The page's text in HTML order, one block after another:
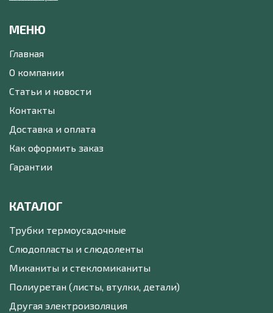
МЕНЮ
Главная
О компании
Статьи и новости
Контакты
Доставка и оплата
Как оформить заказ
Гарантии
КАТАЛОГ
Трубки термоусадочные
Слюдопласты и слюдоленты
Миканиты и стекломиканиты
Полиуретан (листы, втулки, детали)
Другая электроизоляция